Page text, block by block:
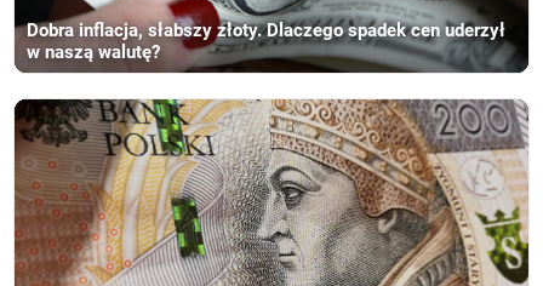
Dobra inflacja, słabszy złoty. Dlaczego spadek cen uderzył
w naszą walutę?